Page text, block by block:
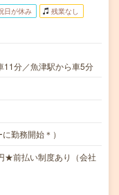
日が休み 残業なし
11分／魚津駅から車5分
勤務開始＊）
前払い制度あり（会社